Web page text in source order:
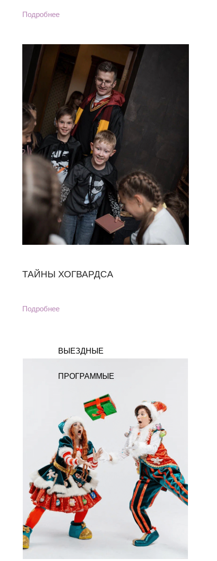
Подробнее
ТАЙНЫ ХОГВАРДСА
Подробнее
ВЫЕЗДНЫЕ
ПРОГРАММЫЕ